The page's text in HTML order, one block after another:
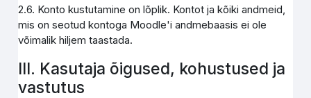
2.6. Konto kustutamine on lõplik. Kontot ja kõiki andmeid,
mis on seotud kontoga Moodle'i andmebaasis ei ole
võimalik hiljem taastada.
III. Kasutaja õigused, kohustused ja
vastutus